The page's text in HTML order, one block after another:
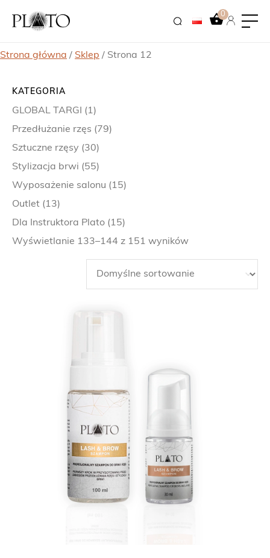
0
Strona główna / Sklep / Strona 12
KATEGORIA
GLOBAL TARGI
(1)
Przedłużanie rzęs (79)
Sztuczne rzęsy (30)
Stylizacja brwi (55)
Wyposażenie salonu (15)
Outlet (13)
Dla Instruktora Plato (15)
Wyświetlanie 133–144 z 151 wyników